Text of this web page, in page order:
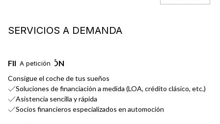
SERVICIOS A DEMANDA
A petición
FINANCIACIÓN
Consigue el coche de tus sueños
Soluciones de financiación a medida (LOA, crédito clásico, etc.)
Asistencia sencilla y rápida
Socios financieros especializados en automoción